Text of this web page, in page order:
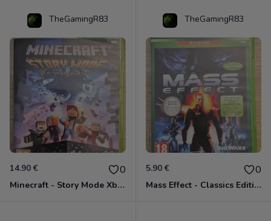
TheGamingR83
14.90 € 0
Minecraft - Story Mode Xbox 360
TheGamingR83
5.90 € 0
Mass Effect - Classics Edition Xbox 360